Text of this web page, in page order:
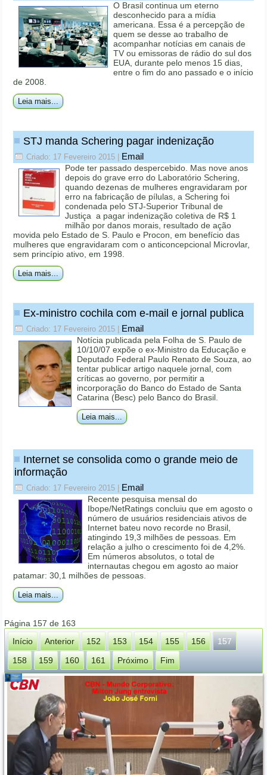
O Brasil continua um eterno
desconhecido para a mídia
americana. Essa é a percepção de
quem se desse ao trabalho de
acompanhar notícias em canais de
TV ou emissoras de rádio do sul dos
EUA, durante pelo menos 15 dias,
entre o fim do ano passado e o início
de 2008.
Leia mais...
STJ manda Schering pagar indenização
Criado: 17 Fevereiro 2015 Email
Pode ter passado despercebido. Mas nove anos
depois do grave erro do Laboratório Schering,
quando dezenas de mulheres engravidaram por
erro na fabricação de pílulas, a Schering foi
condenada pelo STJ-Superior Tribunal de
Justiça a pagar indenização coletiva de R$ 1
milhão por danos morais, resultado de ação
movida pelo Estado de S. Paulo e Procon, em benefício das
mulheres que engravidaram com o anticoncepcional Microvlar,
sem princípio ativo, em 1998.
Leia mais...
Ex-ministro cochila com e-mail e jornal publica
Criado: 17 Fevereiro 2015 Email
Notícia publicada pela Folha de S. Paulo de
10/10/07 expõe o ex-Ministro da Educação e
Deputado Federal Paulo Renato de Souza, ao
tentar publicar artigo naquele jornal, com
críticas ao governo, por permitir a
incorporação do Banco do Estado de Santa
Catarina (Besc) pelo Banco do Brasil.
Leia mais...
Internet se consolida como o grande meio de
informação
Criado: 17 Fevereiro 2015 Email
Recente pesquisa mensal do
Ibope/NetRatings concluiu que em agosto o
número de usuários residenciais ativos de
Internet bateu novo recorde no Brasil,
atingindo 19,3 milhões de pessoas. Em
relação a julho o crescimento foi de 4,2%.
Em números absolutos, o total de
internautas chegou em agosto ao maior
patamar: 30,1 milhões de pessoas.
Leia mais...
Página 157 de 163
Início
Anterior 152 153 154 155 156
157
158
159 160 161 Próximo Fim